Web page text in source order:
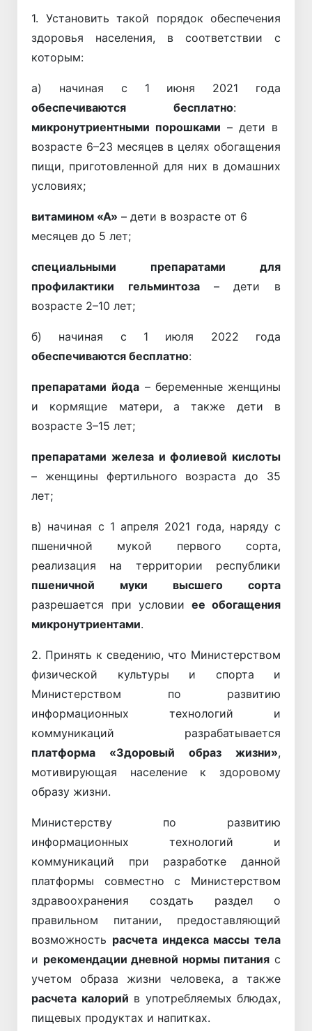
1. Установить такой порядок обеспечения
здоровья населения, в соответствии с
которым:
а) начиная с 1 июня 2021 года
обеспечиваются бесплатно:
микронутриентными порошками – дети в
возрасте 6–23 месяцев в целях обогащения
пищи, приготовленной для них в домашних
условиях;
витамином «А» – дети в возрасте от 6
месяцев до 5 лет;
специальными препаратами
для
профилактики гельминтоза – дети в
возрасте 2–10 лет;
б) начиная с 1 июля 2022 года
обеспечиваются бесплатно:
препаратами йода – беременные женщины
и кормящие матери, а также дети в
возрасте 3–15 лет;
препаратами железа и фолиевой кислоты
– женщины фертильного возраста до 35
лет;
в) начиная с 1 апреля 2021 года, наряду с
пшеничной мукой первого сорта,
реализация на территории республики
пшеничной муки высшего сорта
разрешается при условии ее обогащения
микронутриентами.
2. Принять к сведению, что Министерством
физической культуры и спорта и
Министерством по развитию
информационных технологий и
коммуникаций разрабатывается
платформа «Здоровый образ жизни»,
мотивирующая население к здоровому
образу жизни.
Министерству по развитию
информационных технологий и
коммуникаций при разработке данной
платформы совместно с Министерством
здравоохранения создать раздел о
правильном питании, предоставляющий
возможность расчета индекса массы тела
и рекомендации дневной нормы питания с
учетом образа жизни человека, а также
расчета калорий в употребляемых блюдах,
пищевых продуктах и напитках.